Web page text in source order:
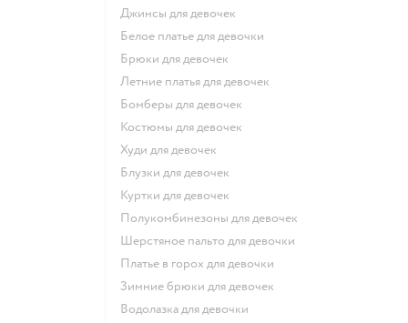
Джинсы для девочек
Белое платье для девочки
Брюки для девочек
Летние платья для девочек
Бомберы для девочек
Костюмы для девочек
Худи для девочек
Блузки для девочек
Куртки для девочек
Полукомбинезоны для девочек
Шерстяное пальто для девочки
Платье в горох для девочки
Зимние брюки для девочек
Водолазка для девочки